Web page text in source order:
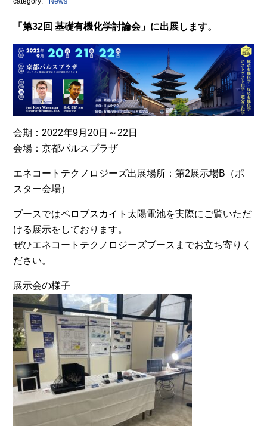
「第32回 基礎有機化学討論会」に出展します。
会期：2022年9月20日～22日
会場：京都パルスプラザ
エネコートテクノロジーズ出展場所：第2展示場B（ポ
スター会場）
ブースではペロブスカイト太陽電池を実際にご覧いただ
ける展示をしております。
ぜひエネコートテクノロジーズブースまでお立ち寄りく
ださい。
展示会の様子